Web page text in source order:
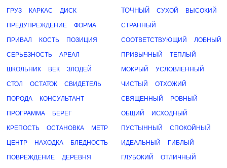
ГРУЗ КАРКАС ДИСК
ПРЕДУПРЕЖДЕНИЕ ФОРМА
ПРИВАЛ КОСТЬ ПОЗИЦИЯ
СЕРЬЕЗНОСТЬ АРЕАЛ
ШКОЛЬНИК ВЕК ЗЛОДЕЙ
СТОЛ ОСТАТОК СВИДЕТЕЛЬ
ПОРОДА КОНСУЛЬТАНТ
ПРОГРАММА БЕРЕГ
КРЕПОСТЬ ОСТАНОВКА МЕТР
ЦЕНТР НАХОДКА БЛЕДНОСТЬ
ПОВРЕЖДЕНИЕ ДЕРЕВНЯ
ТОЧНЫЙ
СУХОЙ ВЫСОКИЙ
СТРАННЫЙ
СООТВЕТСТВУЮЩИЙ ЛОБНЫЙ
ПРИВЫЧНЫЙ ТЕПЛЫЙ
МОКРЫЙ УСЛОВЛЕННЫЙ
ЧИСТЫЙ ОТХОЖИЙ
СВЯЩЕННЫЙ РОВНЫЙ
ОБЩИЙ ИСХОДНЫЙ
ПУСТЫННЫЙ СПОКОЙНЫЙ
ИДЕАЛЬНЫЙ ГИБЛЫЙ
ГЛУБОКИЙ ОТЛИЧНЫЙ